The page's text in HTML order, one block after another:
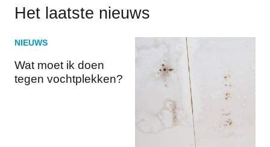
Het laatste nieuws
NIEUWS
Wat moet ik doen
tegen vochtplekken?